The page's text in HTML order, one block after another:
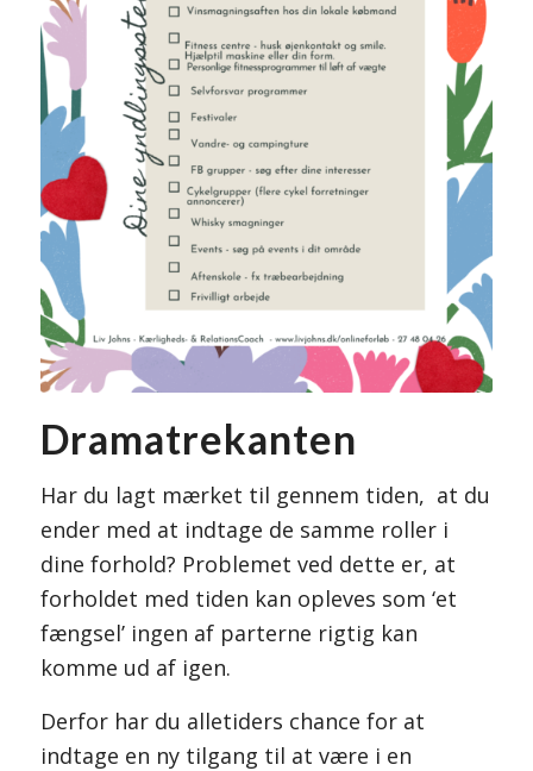
Dramatrekanten
Har du lagt mærket til gennem tiden, at du
ender med at indtage de samme roller i
dine forhold? Problemet ved dette er, at
forholdet med tiden kan opleves som ‘et
fængsel’ ingen af parterne rigtig kan
komme ud af igen.
Derfor har du alletiders chance for at
indtage en ny tilgang til at være i en